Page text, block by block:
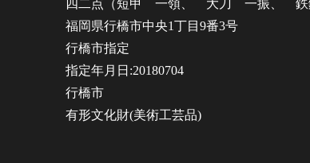
四二点（短甲 一領、 大刀 一振、 鉄
福岡県行橋市中央1丁目9番3号
行橋市指定
指定年月日:20180704
行橋市
有形文化財(美術工芸品)